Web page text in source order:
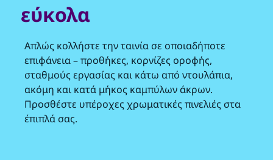
εύκολα
Απλώς κολλήστε την ταινία σε οποιαδήποτε
επιφάνεια – προθήκες, κορνίζες οροφής,
σταθμούς εργασίας και κάτω από ντουλάπια,
ακόμη και κατά μήκος καμπύλων άκρων.
Προσθέστε υπέροχες χρωματικές πινελιές στα
έπιπλά σας.